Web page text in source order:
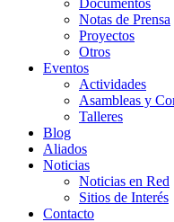
Documentos
Notas de Prensa
Proyectos
Otros
Eventos
Actividades
Asambleas y
Talleres
Blog
Aliados
Noticias
Noticias en Red
Sitios de Interés
Contacto